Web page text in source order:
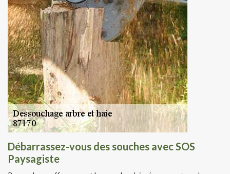
Débarrassez-vous des souches avec SOS
Paysagiste